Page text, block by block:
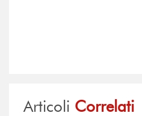
Articoli Correlati